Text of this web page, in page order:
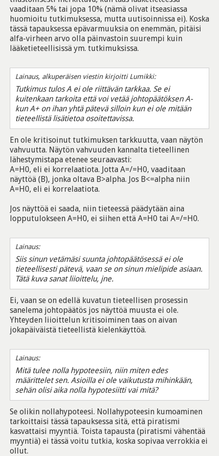
vaaditaan 5% tai jopa 10% (nämä olivat itseasiassa
huomioitu tutkimuksessa, mutta uutisoinnissa ei). Koska
tässä tapauksessa epävarmuuksia on enemmän, pitäisi
alfa-virheen arvo olla päinvastoin suurempi kuin
lääketieteellisissä ym. tutkimuksissa.
Lainaus, alkuperäisen viestin kirjoitti Lumikki:
Tutkimus tulos A ei ole riittävän tarkkaa. Se ei
kuitenkaan tarkoita että voi vetää johtopäätöksen A-
kun A+ on ihan yhtä pätevä silloin kun ei ole mitään
tieteellistä lisätietoa osoitettavissa.
En ole kritisoinut tutkimuksen tarkkuutta, vaan näytön
vahvuutta. Näytön vahvuuden kannalta tieteellinen
lähestymistapa etenee seuraavasti:
A=H0, eli ei korrelaatiota. Jotta A=/=H0, vaaditaan
näyttöä (B), jonka oltava B>alpha. Jos B<=alpha niin
A=H0, eli ei korrelaatiota.
Jos näyttöä ei saada, niin tieteessä päädytään aina
lopputulokseen A=H0, ei siihen että A=H0 tai A=/=H0.
Lainaus:
Siis sinun vetämäsi suunta johtopäätösessä ei ole
tieteellisesti pätevä, vaan se on sinun mielipide asiaan.
Tätä kuva sanat liioittelu, jne.
Ei, vaan se on edellä kuvatun tieteellisen prosessin
sanelema johtopäätös jos näyttöä muusta ei ole.
Yhteyden liioittelun kritisoiminen taas on aivan
jokapäiväistä tieteellistä kielenkäyttöä.
Lainaus:
Mitä tulee nolla hypoteesiin, niin miten edes
määrittelet sen. Asioilla ei ole vaikutusta mihinkään,
sehän olisi aika nolla hypotesiitti vai mitä?
Se olikin nollahypoteesi. Nollahypoteesin kumoaminen
tarkoittaisi tässä tapauksessa sitä, että piratismi
kasvattaisi myyntiä. Toista tapausta (piratismi vähentää
myyntiä) ei tässä voitu tutkia, koska sopivaa verrokkia ei
ollut.